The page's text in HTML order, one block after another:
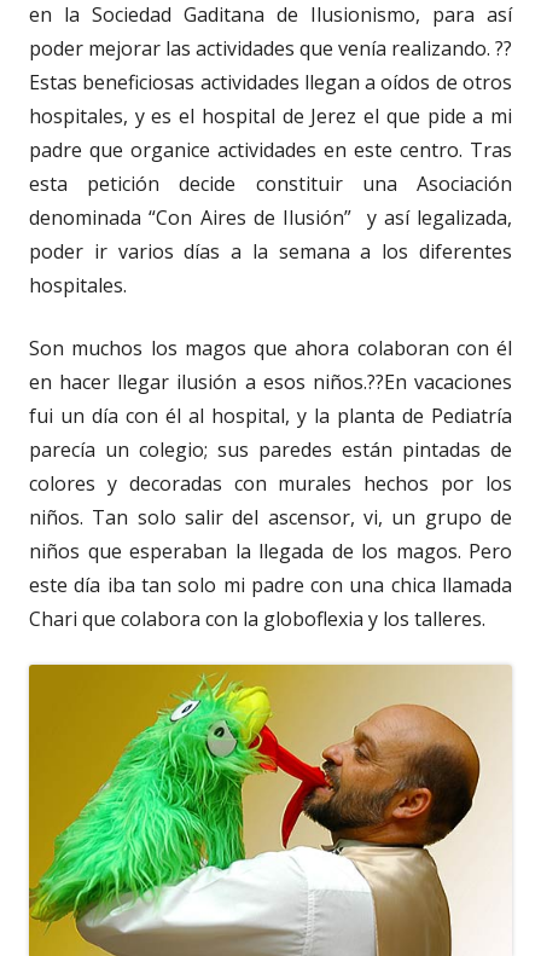
en la Sociedad Gaditana de Ilusionismo, para así
poder mejorar las actividades que venía realizando. ??
Estas beneficiosas actividades llegan a oídos de otros
hospitales, y es el hospital de Jerez el que pide a mi
padre que organice actividades en este centro. Tras
esta petición decide constituir una Asociación
denominada “Con Aires de Ilusión” y así legalizada,
poder ir varios días a la semana a los diferentes
hospitales.
Son muchos los magos que ahora colaboran con él
en hacer llegar ilusión a esos niños.??En vacaciones
fui un día con él al hospital, y la planta de Pediatría
parecía un colegio; sus paredes están pintadas de
colores y decoradas con murales hechos por los
niños. Tan solo salir del ascensor, vi, un grupo de
niños que esperaban la llegada de los magos. Pero
este día iba tan solo mi padre con una chica llamada
Chari que colabora con la globoflexia y los talleres.